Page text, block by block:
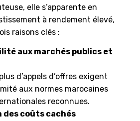
elle s’apparente en
à rendement élevé,
raisons clés :
aux marchés publics et
d’appels d’offres exigent
aux normes marocaines
reconnues.
des coûts cachés